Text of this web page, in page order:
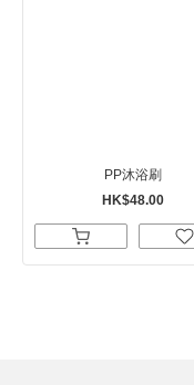
PP沐浴刷
HK$48.00